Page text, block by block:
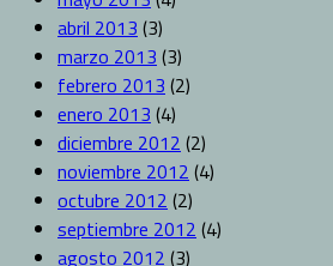
abril 2013 (3)
marzo 2013 (3)
febrero 2013 (2)
enero 2013 (4)
diciembre 2012 (2)
noviembre 2012 (4)
octubre 2012 (2)
septiembre 2012 (4)
agosto 2012 (3)